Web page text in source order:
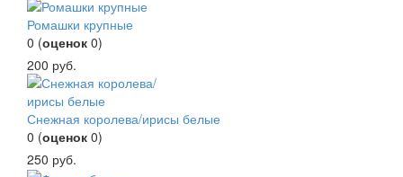
Ромашки крупные
0 (оценок 0)
200 руб.
Снежная королева/ирисы белые
0 (оценок 0)
250 руб.